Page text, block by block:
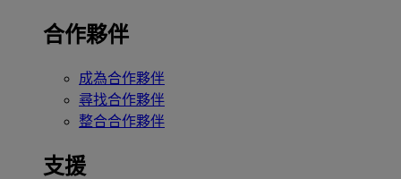
合作夥伴
成為合作夥伴
尋找合作夥伴
整合合作夥伴
支援